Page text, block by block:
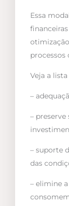
Essa
processos
Veja a
–
– preserve
– suporte
das
– elimine